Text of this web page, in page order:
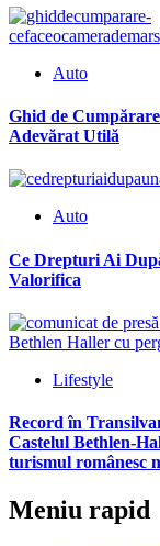
Auto
Ghid de
Adevărat Utilă
Auto
Ce Drepturi Ai
Valorifica
Lifestyle
Record în
Castelul Bethlen-
turismul românesc
Meniu rapid